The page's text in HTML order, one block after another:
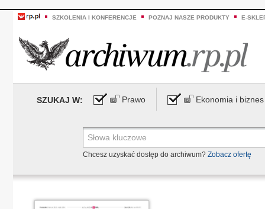
SZKOLENIA I KONFERENCJE POZNAJ NASZE PRODUKTY E-
SZUKAJ W: Prawo Ekonomia i biznes
Chcesz uzyskać dostęp do archiwum? Zobacz ofertę